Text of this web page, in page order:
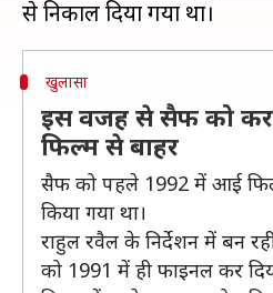
खुलासा
इस वजह से सैफ को कर
फिल्म से बाहर
सैफ को पहले 1992 में आई
किया गया था।
राहुल रवैल के निर्देशन में बन
को 1991 में ही फाइनल कर